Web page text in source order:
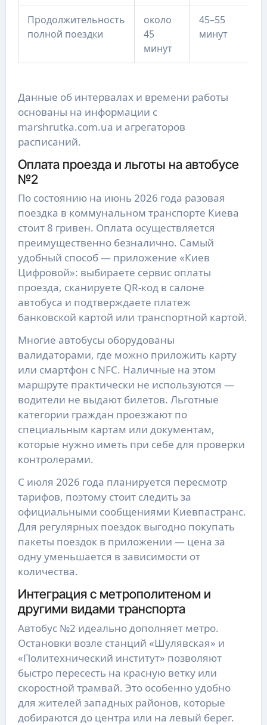
Продолжительность
полной поездки
около
45
минут
45–55
минут
Данные об интервалах и времени работы
основаны на информации с
marshrutka.com.ua и агрегаторов
расписаний.
Оплата проезда и льготы на автобусе
№2
По состоянию на июнь 2026 года разовая
поездка в коммунальном транспорте Киева
стоит 8 гривен. Оплата осуществляется
преимущественно безналично. Самый
удобный способ — приложение «Киев
Цифровой»: выбираете сервис оплаты
проезда, сканируете QR-код в салоне
автобуса и подтверждаете платеж
банковской картой или транспортной картой.
Многие автобусы оборудованы
валидаторами, где можно приложить карту
или смартфон с NFC. Наличные на этом
маршруте практически не используются —
водители не выдают билетов. Льготные
категории граждан проезжают по
специальным картам или документам,
которые нужно иметь при себе для проверки
контролерами.
С июля 2026 года планируется пересмотр
тарифов, поэтому стоит следить за
официальными сообщениями Киевпастранс.
Для регулярных поездок выгодно покупать
пакеты поездок в приложении — цена за
одну уменьшается в зависимости от
количества.
Интеграция с метрополитеном и
другими видами транспорта
Автобус №2 идеально дополняет метро.
Остановки возле станций «Шулявская» и
«Политехнический институт» позволяют
быстро пересесть на красную ветку или
скоростной трамвай. Это особенно удобно
для жителей западных районов, которые
добираются до центра или на левый берег.